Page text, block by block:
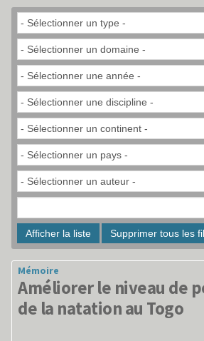
FORMATION
CYCLES
INTERNATIONAL
ESF
SUCCÈS
MÉDIAS
LECTURES
PARTENARIATS
Afficher la liste Supprimer tous les
Mémoire
Améliorer le niveau de
de la natation au Togo